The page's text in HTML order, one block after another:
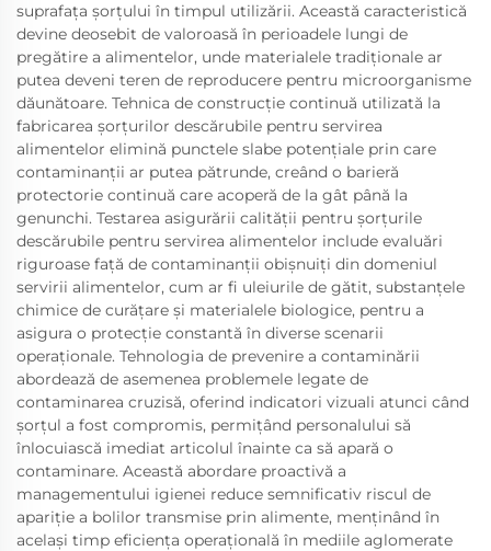
suprafața șorțului în timpul utilizării. Această caracteristică
devine deosebit de valoroasă în perioadele lungi de
pregătire a alimentelor, unde materialele tradiționale ar
putea deveni teren de reproducere pentru microorganisme
dăunătoare. Tehnica de construcție continuă utilizată la
fabricarea șorțurilor descărubile pentru servirea
alimentelor elimină punctele slabe potențiale prin care
contaminanții ar putea pătrunde, creând o barieră
protectorie continuă care acoperă de la gât până la
genunchi. Testarea asigurării calității pentru șorțurile
descărubile pentru servirea alimentelor include evaluări
riguroase față de contaminanții obișnuiți din domeniul
servirii alimentelor, cum ar fi uleiurile de gătit, substanțele
chimice de curățare și materialele biologice, pentru a
asigura o protecție constantă în diverse scenarii
operaționale. Tehnologia de prevenire a contaminării
abordează de asemenea problemele legate de
contaminarea cruzisă, oferind indicatori vizuali atunci când
șorțul a fost compromis, permițând personalului să
înlocuiască imediat articolul înainte ca să apară o
contaminare. Această abordare proactivă a
managementului igienei reduce semnificativ riscul de
apariție a bolilor transmise prin alimente, menținând în
același timp eficiența operațională în mediile aglomerate